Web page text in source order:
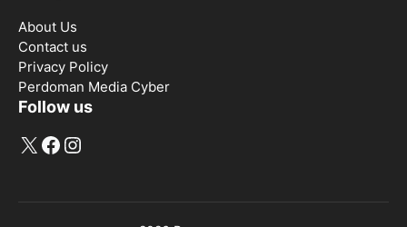
About Us
Contact us
Privacy Policy
Perdoman Media Cyber
Follow us
X Facebook
Instagram